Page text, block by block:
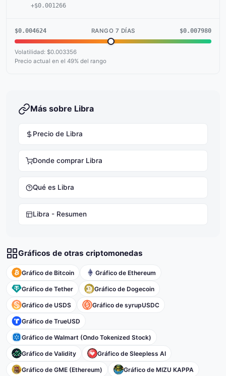
+$0.001266
$0.004624 RANGO 7 DÍAS $0.007980
Volatilidad: $0.003356
Precio actual en el 49% del rango
Más sobre Libra
Precio de Libra
Donde comprar Libra
Qué es Libra
Libra - Resumen
Gráficos de otras criptomonedas
Gráfico de Bitcoin Gráfico de Ethereum
Gráfico de Tether Gráfico de Dogecoin
Gráfico de USDS Gráfico de syrupUSDC
Gráfico de TrueUSD
Gráfico de Walmart (Ondo Tokenized Stock)
Gráfico de Validity Gráfico de Sleepless AI
Gráfico de GME (Ethereum) Gráfico de MIZU KAPPA